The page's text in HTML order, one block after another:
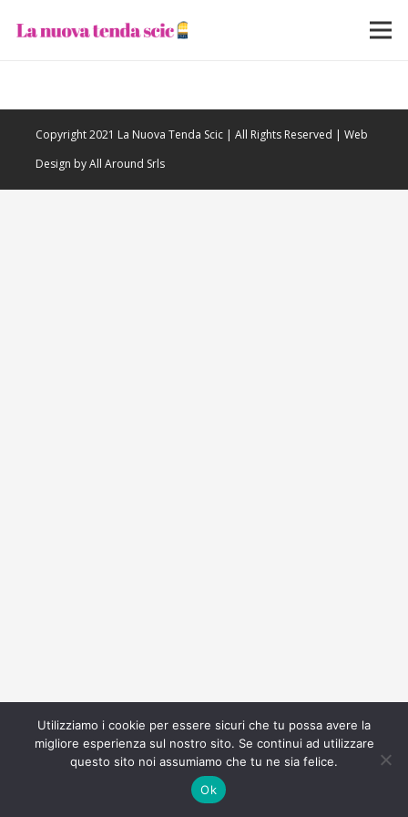
Copyright 2021 La Nuova Tenda Scic | All Rights Reserved | Web
Design by All Around Srls
Utilizziamo i cookie per essere sicuri che tu possa avere la
migliore esperienza sul nostro sito. Se continui ad utilizzare
questo sito noi assumiamo che tu ne sia felice.
Ok